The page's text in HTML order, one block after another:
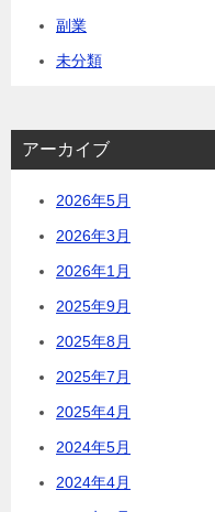
副業
未分類
アーカイブ
2026年5月
2026年3月
2026年1月
2025年9月
2025年8月
2025年7月
2025年4月
2024年5月
2024年4月